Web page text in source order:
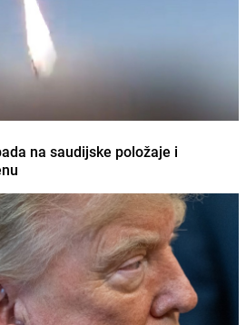
na saudijske položaje i